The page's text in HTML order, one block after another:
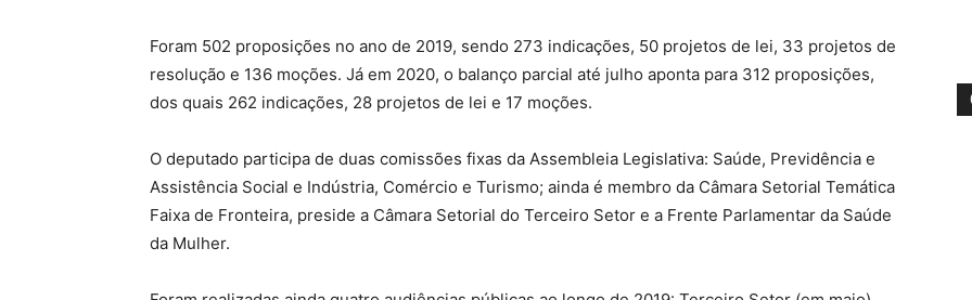
Foram 502 proposições no ano de 2019, sendo 273 indicações, 50 projetos de lei, 33 projetos de
resolução e 136 moções. Já em 2020, o balanço parcial até julho aponta para 312 proposições,
dos quais 262 indicações, 28 projetos de lei e 17 moções.
O deputado participa de duas comissões fixas da Assembleia Legislativa: Saúde, Previdência e
Assistência Social e Indústria, Comércio e Turismo; ainda é membro da Câmara Setorial Temática
Faixa de Fronteira, preside a Câmara Setorial do Terceiro Setor e a Frente Parlamentar da Saúde
da Mulher.